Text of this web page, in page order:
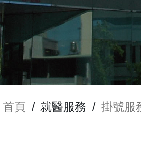
首頁 / 就醫服務 / 掛號服